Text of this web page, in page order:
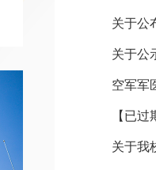
关于公
关于公
空军军